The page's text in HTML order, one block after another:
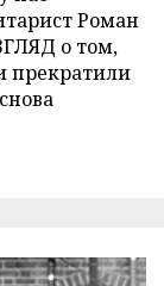
Роман
о том,
прекратили